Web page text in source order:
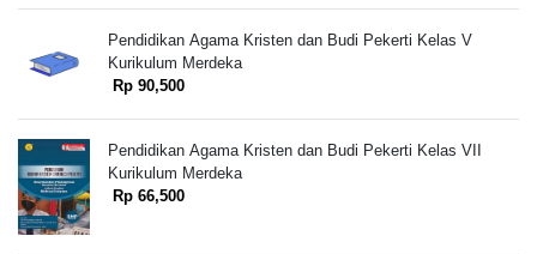
Pendidikan Agama Kristen dan Budi Pekerti Kelas V
Kurikulum Merdeka
Rp 90,500
Pendidikan Agama Kristen dan Budi Pekerti Kelas VII
Kurikulum Merdeka
Rp 66,500